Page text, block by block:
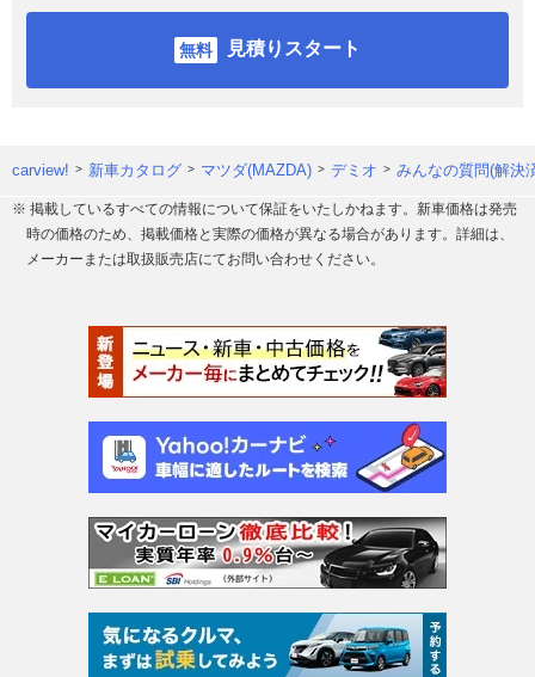
見積りスタート
carview! 新車カタログ マツダ(MAZDA) デミオ みんなの質問(解決
※ 掲載しているすべての情報について保証をいたしかねます。新車価格は発売
時の価格のため、掲載価格と実際の価格が異なる場合があります。詳細は、
メーカーまたは取扱販売店にてお問い合わせください。